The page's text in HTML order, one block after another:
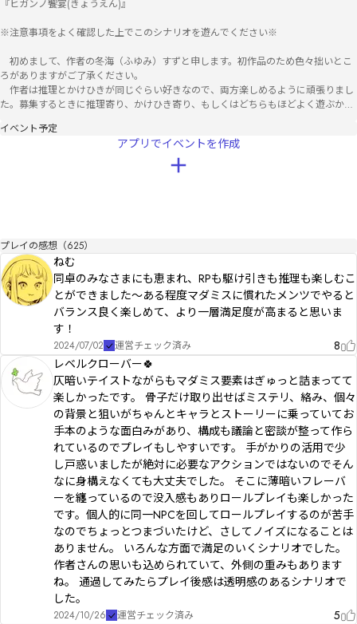
『ヒガンノ饗宴(きょうえん)』
※注意事項をよく確認した上でこのシナリオを遊んでください※
初めまして、作者の冬海（ふゆみ）すずと申します。初作品のため色々拙いとこ
ろがありますがご了承ください。
作者は推理とかけひきが同じぐらい好きなので、両方楽しめるように頑張りまし
た。募集するときに推理寄り、かけひき寄り、もしくはどちらもほどよく遊ぶか書
2024/7/9　誤字、推理導線の修正。
イベント予定
アプリでイベントを作成
プレイの感想（625）
ねむ
同卓のみなさまにも恵まれ、RPも駆け引きも推理も楽しむこ
とができました〜ある程度マダミスに慣れたメンツでやると
バランス良く楽しめて、より一層満足度が高まると思いま
す！
2024/07/02 運営チェック済み
8
レベルクローバー🍀
仄暗いテイストながらもマダミス要素はぎゅっと詰まってて
楽しかったです。 骨子だけ取り出せばミステリ、絡み、個々
の背景と狙いがちゃんとキャラとストーリーに乗っていてお
手本のような面白みがあり、構成も議論と密談が整って作ら
れているのでプレイもしやすいです。 手がかりの活用で少
し戸惑いましたが絶対に必要なアクションではないのでそん
なに身構えなくても大丈夫でした。 そこに薄暗いフレーバ
ーを纏っているので没入感もありロールプレイも楽しかった
です。個人的に同一NPCを回してロールプレイするのが苦手
なのでちょっとつまづいたけど、さしてノイズになることは
ありません。 いろんな方面で満足のいくシナリオでした。
作者さんの思いも込められていて、外側の重みもあります
ね。 通過してみたらプレイ後感は透明感のあるシナリオで
した。
2024/10/26 運営チェック済み
5